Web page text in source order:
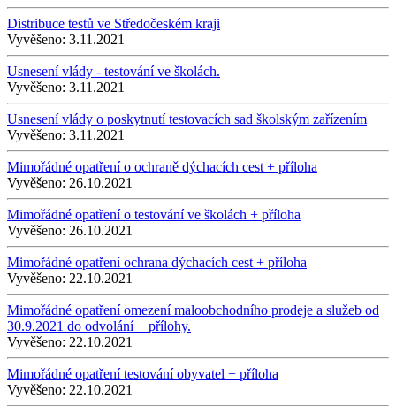
Distribuce testů ve Středočeském kraji
Vyvěšeno: 3.11.2021
Usnesení vlády - testování ve školách.
Vyvěšeno: 3.11.2021
Usnesení vlády o poskytnutí testovacích sad školským zařízením
Vyvěšeno: 3.11.2021
Mimořádné opatření o ochraně dýchacích cest + příloha
Vyvěšeno: 26.10.2021
Mimořádné opatření o testování ve školách + příloha
Vyvěšeno: 26.10.2021
Mimořádné opatření ochrana dýchacích cest + příloha
Vyvěšeno: 22.10.2021
Mimořádné opatření omezení maloobchodního prodeje a služeb od
30.9.2021 do odvolání + přílohy.
Vyvěšeno: 22.10.2021
Mimořádné opatření testování obyvatel + příloha
Vyvěšeno: 22.10.2021